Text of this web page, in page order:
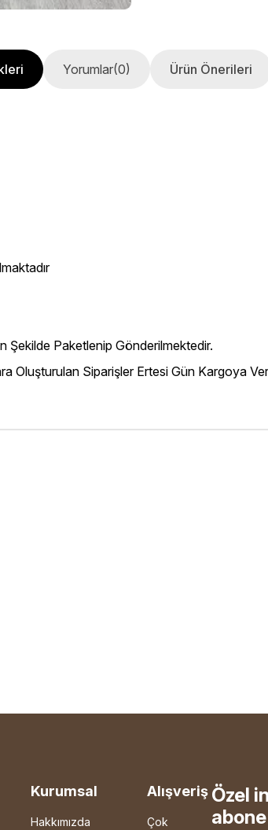
Yorumlar(0) Ürün Önerileri
Şekilde Paketlenip Gönderilmektedir.
Oluşturulan Siparişler Ertesi Gün Kargoya
Kurumsal
Hakkımızda
Alışveriş
Çok
Özel